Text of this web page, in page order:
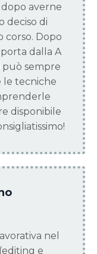
averne
deciso di
corso. Dopo
dalla A
può sempre
le tecniche
disponibile
nel
e